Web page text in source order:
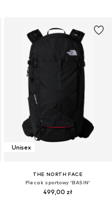
Unisex
THE NORTH FACE
Plecak sportowy 'BASIN'
499,00 zł